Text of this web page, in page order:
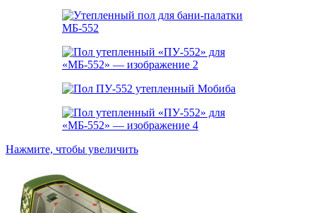
Нажмите, чтобы увеличить